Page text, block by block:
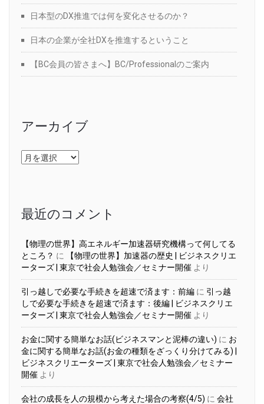
日本型のDX推進では何を変化させるのか？
日本の企業が全社DXを推進するということ
【BC会員の皆さまへ】BC/Professionalのご案内
アーカイブ
ア
ー
最近のコメント
【物理の世界】高エネルギー加速器研究機構って何してる
ところ？ に
【物理の世界】加速器の歴史 | ビジネスクリエ
ーターズ | 東京で社会人勉強会／セミナー開催 より
引っ越しで必要な手続きを超速で済ます：前編 に 引っ越
しで必要な手続きを超速で済ます：後編 | ビジネスクリエ
ーターズ | 東京で社会人勉強会／セミナー開催 より
お金に関する簡単なお話(ビジネスマンと泥棒の違い) に お
金に関する簡単なお話(お金の種類をざっくり分けてみる) |
ビジネスクリエーターズ | 東京で社会人勉強会／セミナー
開催 より
会社の成長を人の規模から考えた場合の考察(4/5) に 会社